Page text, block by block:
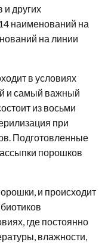
других
наименований на
на линии
в условиях
и самый важный
из восьми
при
Подготовленные
порошков
и происходит
где постоянно
влажности,